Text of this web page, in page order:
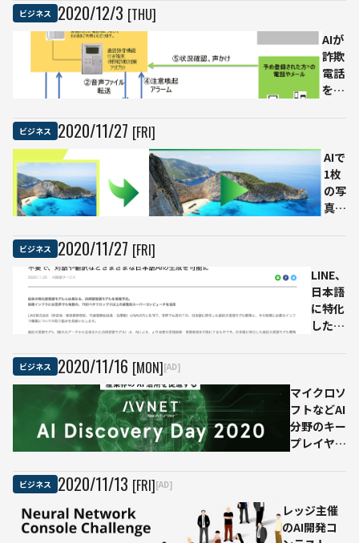
シス
テム
を導
入
の確
認が
不要
に
ビジネス 2020/12/3 [THU]
AIが
詐欺
電話
を解
スを
NTT
が開
始、
参考
に
ビジネス 2020/11/27 [FRI]
AIで
1枚
の写
真か
でき
る、
3時
間以
15
分程
度に
ビジネス 2020/11/27 [FRI]
LINE、
日本語
に特化
した
ル」を
開発へ
「日本
語版
ビジネス 2020/11/16 [MON][AD]
マイクロソ
フトなどAI
分野のキー
プレイヤー
る参加費無
料イベント
ビジネス 2020/11/13 [FRI][AD]
レッジ主催
のAI開発コ